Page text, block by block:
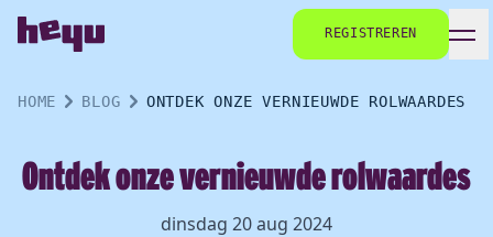
REGISTREREN
HOME BLOG ONTDEK ONZE VERNIEUWDE ROLWAARDES
Ontdek onze vernieuwde rolwaardes
dinsdag 20 aug 2024